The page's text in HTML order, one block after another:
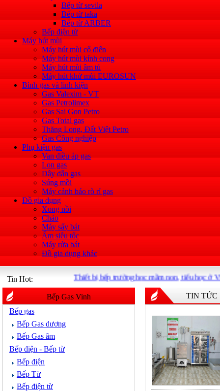
Bếp từ sevila
Bếp từ taka
Bếp từ ARBER
Bếp điện từ
Máy hút mùi
Máy hút mùi cổ điển
Máy hút mùi kính cong
Máy hút mùi âm tủ
Máy hút khử mùi EUROSUN
Bình gas và linh kiện
Gas Valexim - VT
Gas Petrolimex
Gas Sai Gon Petro
Gas Total gas
Thăng Long, Đất Việt Petro
Gas Công nghiệp
Phụ kiện gas
Van điều áp gas
Lon gas
Dây dẫn gas
Súng mồi
Máy cảnh báo rò rỉ gas
Đồ gia dụng
Xong nồi
Chảo
Máy sấy bát
Ấm siêu tốc
Máy rửa bát
Đồ gia dụng khác
Tin Hot: Thiết bị bếp trường học mầm non, tiểu học ở
Bếp Gas Vinh
Bếp gas
Bếp Gas dương
Bếp Gas âm
Bếp điện - Bếp từ
Bếp điện
Bếp Từ
Bếp điện từ
TIN TỨC